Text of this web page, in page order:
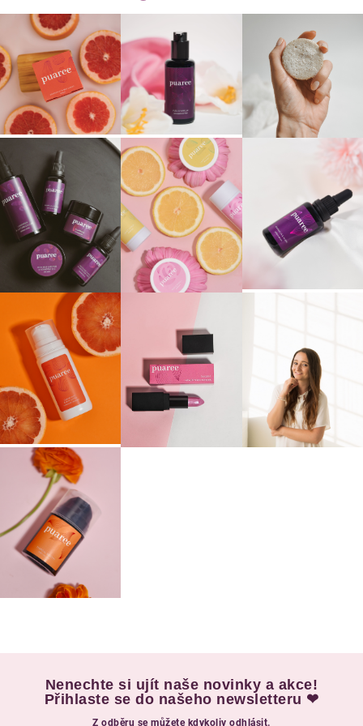
Nenechte si ujít naše novinky a akce!
Přihlaste se do našeho newsletteru ❤
Z odběru se můžete kdykoliv odhlásit.